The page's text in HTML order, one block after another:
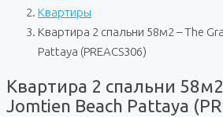
Квартиры
Квартира 2 спальни 58м2 – The
Pattaya (PREACS306)
Квартира 2 спальни
Jomtien Beach Pattaya